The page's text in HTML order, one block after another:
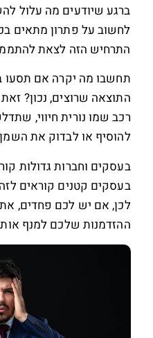
ברגע שיודעים מה עלול
לחשוב על פתרון מתאים
התרחיש הזה לצאת
תחשבו מה יקרה אם תסעו
התוצאה שרוצים, נכון?
רכב שמו נורית חיווי,
להוסיף או לבדוק את השמן.
בעסקים וחברות גדולות
בעסקים קטנים קוראים לזה
לכן, אם יש לכם פחדים,
ההזדמנות שלכם למנף